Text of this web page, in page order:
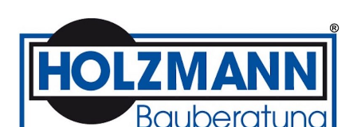
Primary
Sidebar